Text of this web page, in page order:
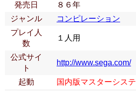
発売日
８６年
ジャンル
コンピレーション
プレイ人
数
１人用
公式サイ
ト
http://www.sega.com/
起動
国内版マスターシス